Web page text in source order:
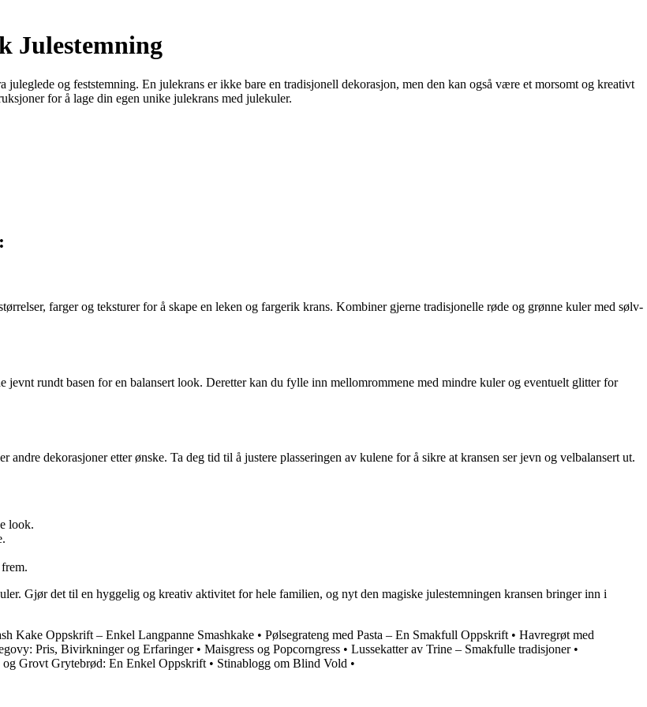
Julestemning
og feststemning. En julekrans er ikke bare en tradisjonell dekorasjon, men den kan også være et morsomt og kreativt
for å lage din egen unike julekrans med julekuler.
farger og teksturer for å skape en leken og fargerik krans. Kombiner gjerne tradisjonelle røde og grønne kuler med sølv-
jevnt rundt basen for en balansert look. Deretter kan du fylle inn mellomrommene med mindre kuler og eventuelt glitter for
dekorasjoner etter ønske. Ta deg tid til å justere plasseringen av kulene for å sikre at kransen ser jevn og velbalansert ut.
look.
Gjør det til en hyggelig og kreativ aktivitet for hele familien, og nyt den magiske julestemningen kransen bringer inn i
Kake Oppskrift – Enkel Langpanne Smashkake • Pølsegrateng med Pasta – En Smakfull Oppskrift • Havregrøt med
Pris, Bivirkninger og Erfaringer• Maisgress og Popcorngress • Lussekatter av Trine – Smakfulle tradisjoner•
og Grovt Grytebrød: En Enkel Oppskrift • Stinablogg om Blind Vold •